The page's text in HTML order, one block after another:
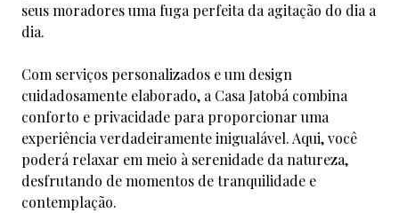
seus moradores uma fuga perfeita da agitação do dia a
dia.
Com serviços personalizados e um design
cuidadosamente elaborado, a Casa Jatobá combina
conforto e privacidade para proporcionar uma
experiência verdadeiramente inigualável. Aqui, você
poderá relaxar em meio à serenidade da natureza,
desfrutando de momentos de tranquilidade e
contemplação.